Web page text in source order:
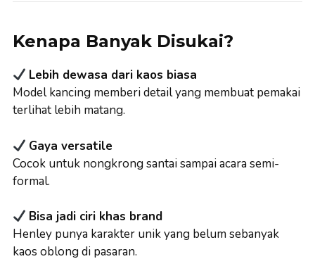
Kenapa Banyak Disukai?
Lebih dewasa dari kaos biasa
Model kancing memberi detail yang membuat pemakai
terlihat lebih matang.
Gaya versatile
Cocok untuk nongkrong santai sampai acara semi-
formal.
Bisa jadi ciri khas brand
Henley punya karakter unik yang belum sebanyak
kaos oblong di pasaran.